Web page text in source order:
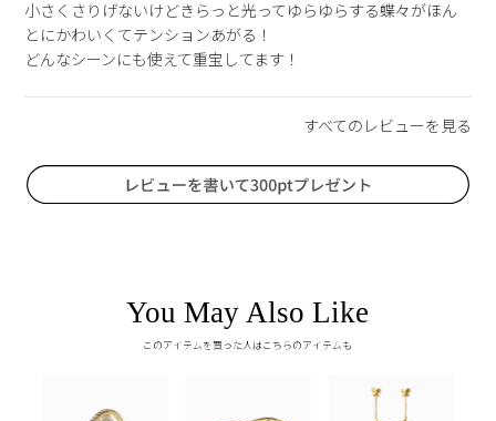
小さくさりげないけどきらっと光ってゆらゆらする蝶々がほん
とにかわいくてテンションあがる！
どんなシーンにも使えて重宝してます！
You May Also Like
このアイテムを買った人はこちらのアイテムも